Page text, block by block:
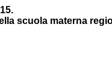
scuola materna